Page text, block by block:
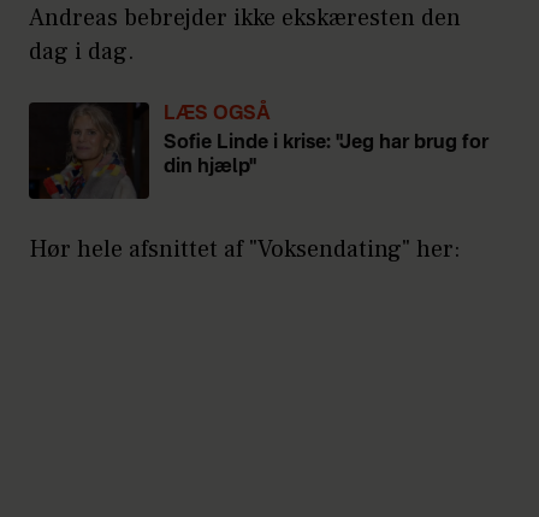
Andreas bebrejder ikke ekskæresten den
dag i dag.
LÆS OGSÅ
Sofie Linde i krise: "Jeg har brug for
din hjælp"
Hør hele afsnittet af "Voksendating" her: